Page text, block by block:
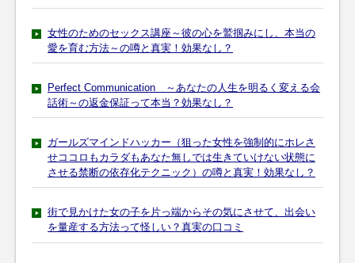
女性のためのセックス講座～彼の心を鷲掴みにし、本当の
愛を育む方法～の噂と真実！効果なし？
Perfect Communication ～あなたの人生を明るく変える会
話術～の返金保証って本当？効果なし？
ガールズマインドハッカー（狙った女性を強制的にホレさ
せココロもカラダもあなた無しでは生きていけない状態に
させる禁断の依存化テクニック）の噂と真実！効果なし？
街で見かけた女の子を片っ端からその気にさせて、出会い
を量産する方法って怪しい？真実の口コミ